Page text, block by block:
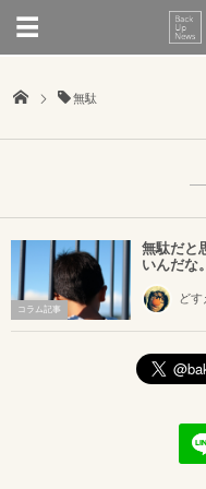
無駄
コラム記事
無駄だと
いんだな。
どす